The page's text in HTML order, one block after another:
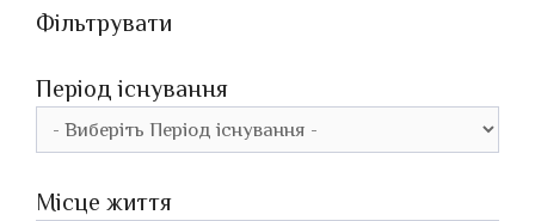
Фільтрувати
Період існування
Місце життя